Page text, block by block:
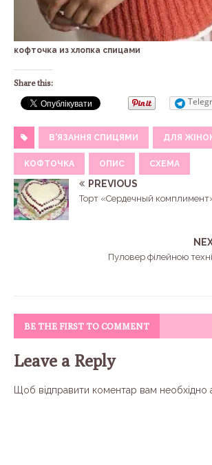
кофточка из хлопка спицами
Share this:
В'ЯЗАННЯ СПИЦЯМИ ДЛЯ
КОФТОЧКА ОПИС СХЕМА
PREVIOUS
Торт «Сердечный
Пуловер філейною
BE THE FIRST TO COMMENT
Leave a Reply
Щоб відправити коментар вам необхідно